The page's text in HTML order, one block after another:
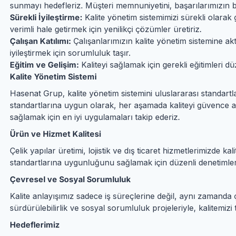
sunmayı hedefleriz. Müşteri memnuniyetini,
Sürekli İyileştirme: Kalite yönetim sistemimizi sürekli
verimli hale getirmek için yenilikçi çözümler üretiriz.
Çalışan Katılımı: Çalışanlarımızın kalite yönetim sistemine
iyileştirmek için sorumluluk taşır.
Eğitim ve Gelişim: Kaliteyi sağlamak için gerekli eğitimleri
Kalite Yönetim Sistemi
Hasenat Grup, kalite yönetim sistemini uluslararası
standartlarına uygun olarak, her aşamada kaliteyi güvence
sağlamak için en iyi uygulamaları takip ederiz.
Ürün ve Hizmet Kalitesi
Çelik yapılar üretimi, lojistik ve dış ticaret hizmetlerimizde
standartlarına uygunluğunu sağlamak için düzenli
Çevresel ve Sosyal Sorumluluk
Kalite anlayışımız sadece iş süreçlerine değil, aynı
sürdürülebilirlik ve sosyal sorumluluk projeleriyle, kalitemizi
Hedeflerimiz